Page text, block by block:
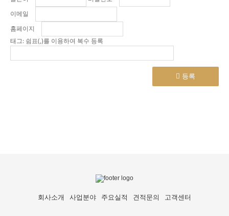
이메일
홈페이지
태그: 쉼표(,)를 이용하여 복수 등록
등록
회사소개 사업분야 주요실적 견적문의 고객센터